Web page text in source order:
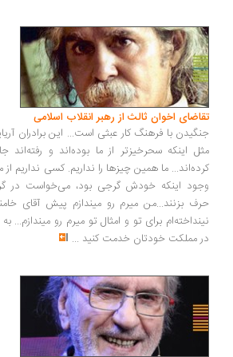
اخوان ثالث از رهبر انقلاب اسلامی
با فرهنگ کار عبثی است... این برادران آریایی ما و
اینکه سحرخیزتر از ما بوده‌اند و رفته‌اند
ما همین چیزها را نداریم. کسی نداریم از ما
اینکه خودش گرجی بود، می‌خواست در
بزنند...من میرم رو میندازم پیش آقای خامنه‌ای،
برای تو و امثال تو میرم رو میندازم... به شرطی
مملکت خودتان خدمت کنید...